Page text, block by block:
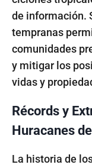
de información.
tempranas
comunidades
y mitigar los
vidas y
Récords y
Huracanes
La historia de